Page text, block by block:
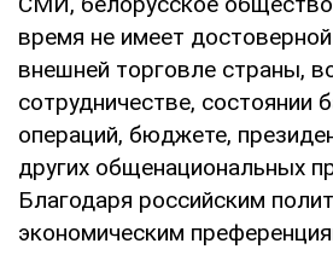
время не имеет
внешней торговле страны,
сотрудничестве, состоянии
операций, бюджете,
других общенациональных
Благодаря российским
экономическим